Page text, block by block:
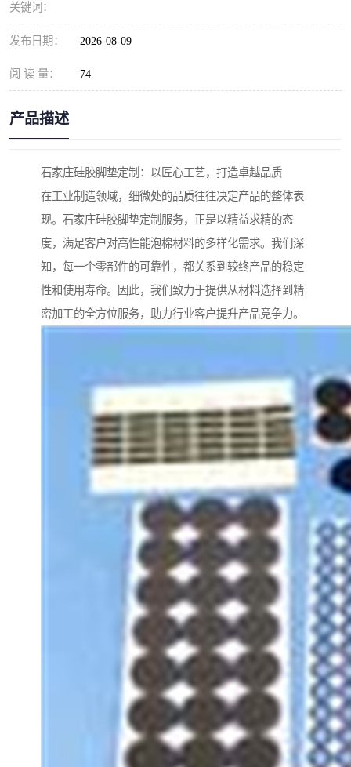
关键词：
发布日期： 2026-08-09
阅 读 量： 74
产品描述
石家庄硅胶脚垫定制：以匠心工艺，打造卓越品质
在工业制造领域，细微处的品质往往决定产品的整体表
现。石家庄硅胶脚垫定制服务，正是以精益求精的态
度，满足客户对高性能泡棉材料的多样化需求。我们深
知，每一个零部件的可靠性，都关系到较终产品的稳定
性和使用寿命。因此，我们致力于提供从材料选择到精
密加工的全方位服务，助力行业客户提升产品竞争力。